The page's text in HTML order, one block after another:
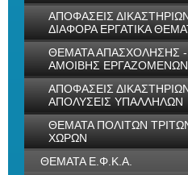
ΑΠΟΦΑΣΕΙΣ
ΔΙΑΦΟΡΑ ΕΡΓΑΤΙΚΑ
ΘΕΜΑΤΑ ΑΠΑΣΧΟΛΗΣΗΣ -
ΑΜΟΙΒΗΣ ΕΡΓΑΖΟΜΕΝΩΝ
ΑΠΟΦΑΣΕΙΣ
ΑΠΟΛΥΣΕΙΣ ΥΠΑΛΛΗΛΩΝ
ΘΕΜΑΤΑ ΠΟΛΙΤΩΝ
ΧΩΡΩΝ
ΘΕΜΑΤΑ Ε.Φ.Κ.Α.